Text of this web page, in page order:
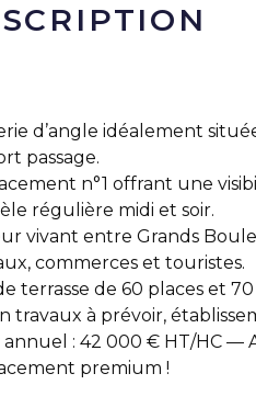
d’angle idéalement
passage.
n°1 offrant une
régulière midi et soir.
vivant entre Grands
commerces et touristes.
terrasse de 60 places et
travaux à prévoir,
annuel : 42 000 € HT/HC —
premium !